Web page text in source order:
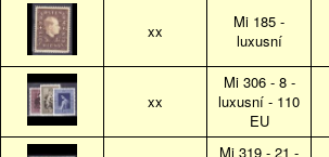
xx
Mi 185 -
luxusní
xx
Mi 306 - 8 -
luxusní - 110
EU
Mi 319 - 21 -